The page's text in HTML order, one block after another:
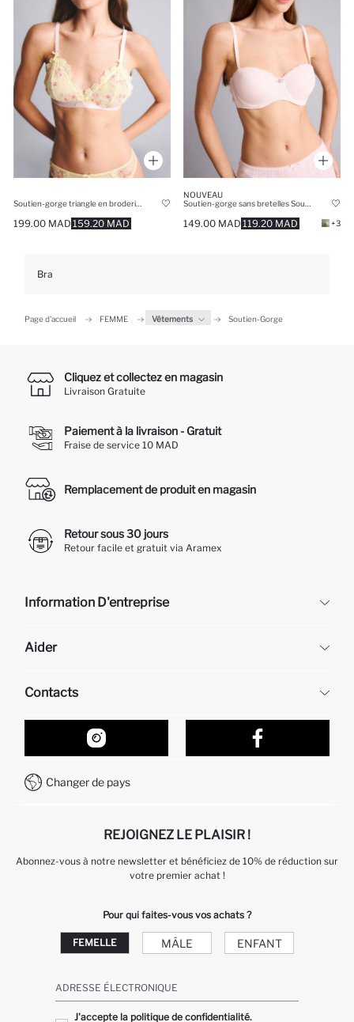
159.20 MAD
199.00 MAD
NOUVEAU
119.20 MAD
149.00 MAD +3
Bra
Page d'accueil FEMME Vêtements Soutien-Gorge
Cliquez et collectez en magasin
Livraison Gratuite
Paiement à la livraison - Gratuit
Fraise de service 10 MAD
Remplacement de produit en magasin
Retour sous 30 jours
Retour facile et gratuit via Aramex
Information D'entreprise
À propos de nous
Aider
Retour et changement
Suivi de la Commande
Comment acheter sur DeFacto ?
Comment payer sur DeFacto?
Contacts
Nos Magasins
Formulaire de contact
Service Client +212 525 076 633
Changer de pays
REJOIGNEZ LE PLAISIR !
Abonnez-vous à notre newsletter et bénéficiez de 10% de réduction sur
votre premier achat !
Pour qui faites-vous vos achats ?
FEMELLE MÂLE ENFANT
ADRESSE ÉLECTRONIQUE
J'accepte la politique de confidentialité.